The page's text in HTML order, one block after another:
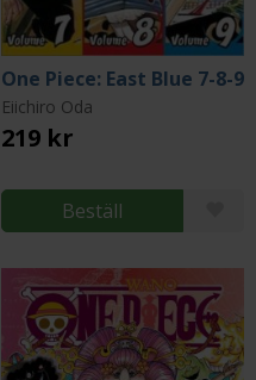
One Piece: East Blue 7-8-9
Eiichiro Oda
219 kr
Beställ